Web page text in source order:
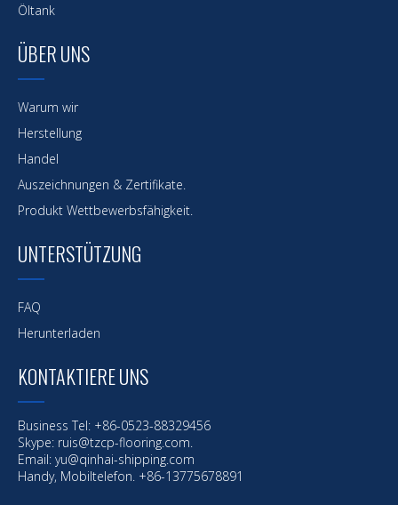
Öltank
ÜBER UNS
Warum wir
Herstellung
Handel
Auszeichnungen & Zertifikate.
Produkt Wettbewerbsfähigkeit.
UNTERSTÜTZUNG
FAQ
Herunterladen
KONTAKTIERE UNS
Business Tel: +86-0523-88329456
Skype: ruis@tzcp-flooring.com.
Email: yu@qinhai-shipping.com
Handy, Mobiltelefon. +86-13775678891